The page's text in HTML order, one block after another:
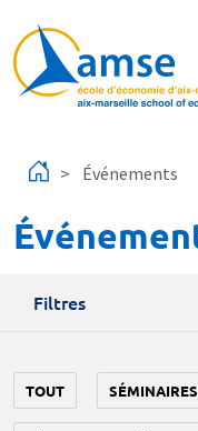
Événements
Filtres
TOUT